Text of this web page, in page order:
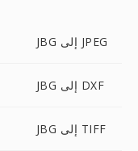
JBG إلى JPEG
JBG إلى DXF
JBG إلى TIFF